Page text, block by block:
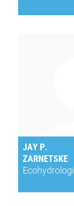
JAY P.
ZARNETSKE